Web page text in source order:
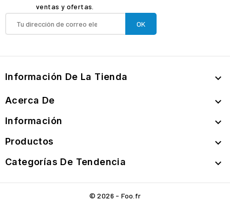
ventas y ofertas.
Información De La Tienda 
Acerca De 
Información 
Productos 
Categorías De Tendencia 
© 2026 - Foo.fr